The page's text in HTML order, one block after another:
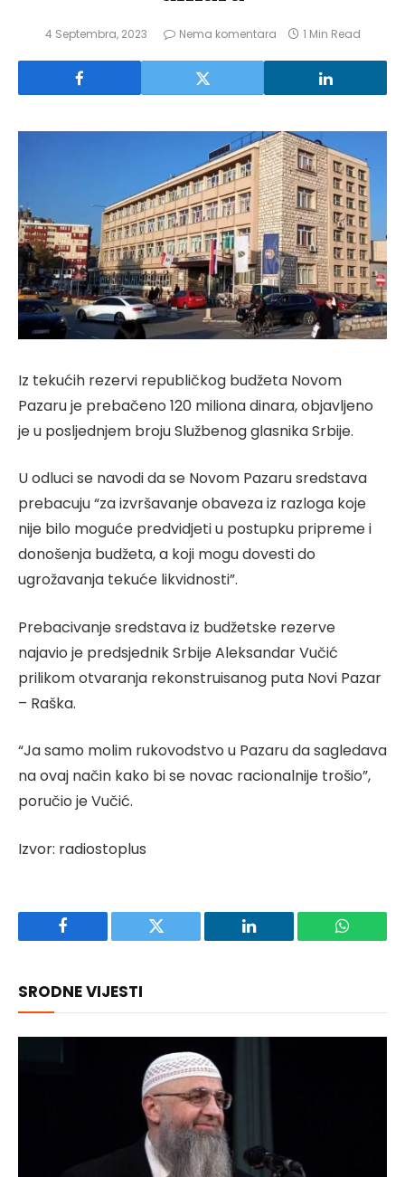
4 Septembra, 2023 Nema komentara 1 Min Read
Iz tekućih rezervi republičkog budžeta Novom
Pazaru je prebačeno 120 miliona dinara, objavljeno
je u posljednjem broju Službenog glasnika Srbije.
U odluci se navodi da se Novom Pazaru sredstava
prebacuju “za izvršavanje obaveza iz razloga koje
nije bilo moguće predvidjeti u postupku pripreme i
donošenja budžeta, a koji mogu dovesti do
ugrožavanja tekuće likvidnosti”.
Prebacivanje sredstava iz budžetske rezerve
najavio je predsjednik Srbije Aleksandar Vučić
prilikom otvaranja rekonstruisanog puta Novi Pazar
– Raška.
“Ja samo molim rukovodstvo u Pazaru da sagledava
na ovaj način kako bi se novac racionalnije trošio”,
poručio je Vučić.
Izvor: radiostoplus
Facebook Twitter LinkedIn
SRODNE VIJESTI